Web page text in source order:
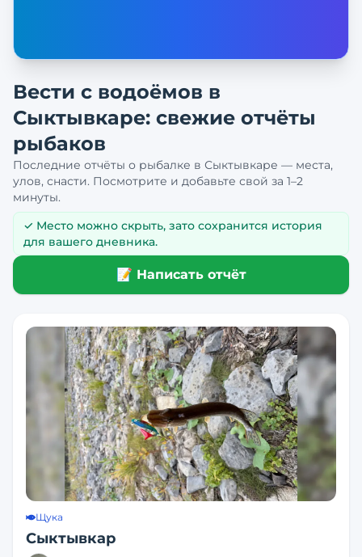
Вести с водоёмов в
Сыктывкаре: свежие отчёты
рыбаков
Последние отчёты о рыбалке в Сыктывкаре — места,
улов, снасти. Посмотрите и добавьте свой за 1–2
минуты.
✓ Место можно скрыть, зато сохранится история
для вашего дневника.
📝 Написать отчёт
Щука
Сыктывкар